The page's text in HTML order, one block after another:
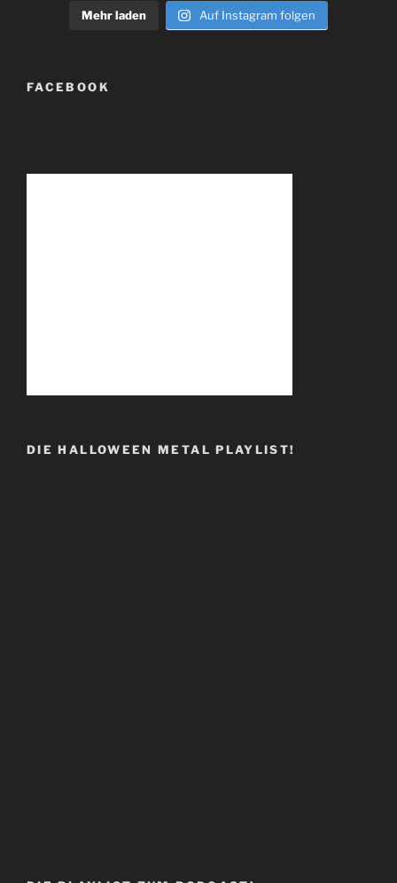
Mehr laden Auf Instagram folgen
FACEBOOK
DIE HALLOWEEN METAL PLAYLIST!